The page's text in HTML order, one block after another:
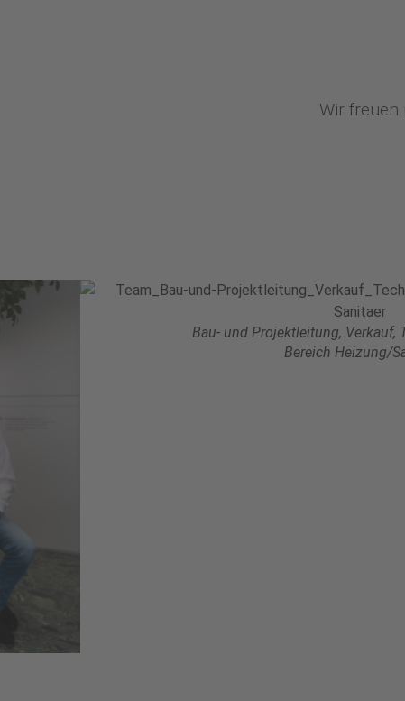
Wir freuen
Bau- und Projektleitung, Verkauf,
Bereich Heizung/